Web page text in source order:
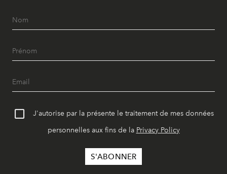
J'autorise par la présente le traitement de mes données
personnelles aux fins de la Privacy Policy